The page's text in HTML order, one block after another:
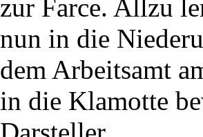
zur Farce. Allzu
nun in die
dem Arbeitsamt
in die Klamotte